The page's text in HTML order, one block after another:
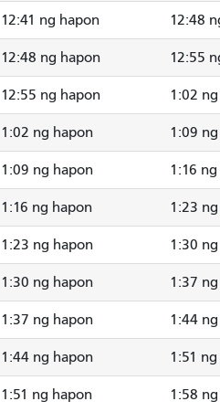
12:41 ng hapon 12:48
12:48 ng hapon 12:55
12:55 ng hapon 1:02
1:02 ng hapon 1:09
1:09 ng hapon 1:16
1:16 ng hapon 1:23
1:23 ng hapon 1:30
1:30 ng hapon 1:37
1:37 ng hapon 1:44
1:44 ng hapon 1:51
1:51 ng hapon 1:58